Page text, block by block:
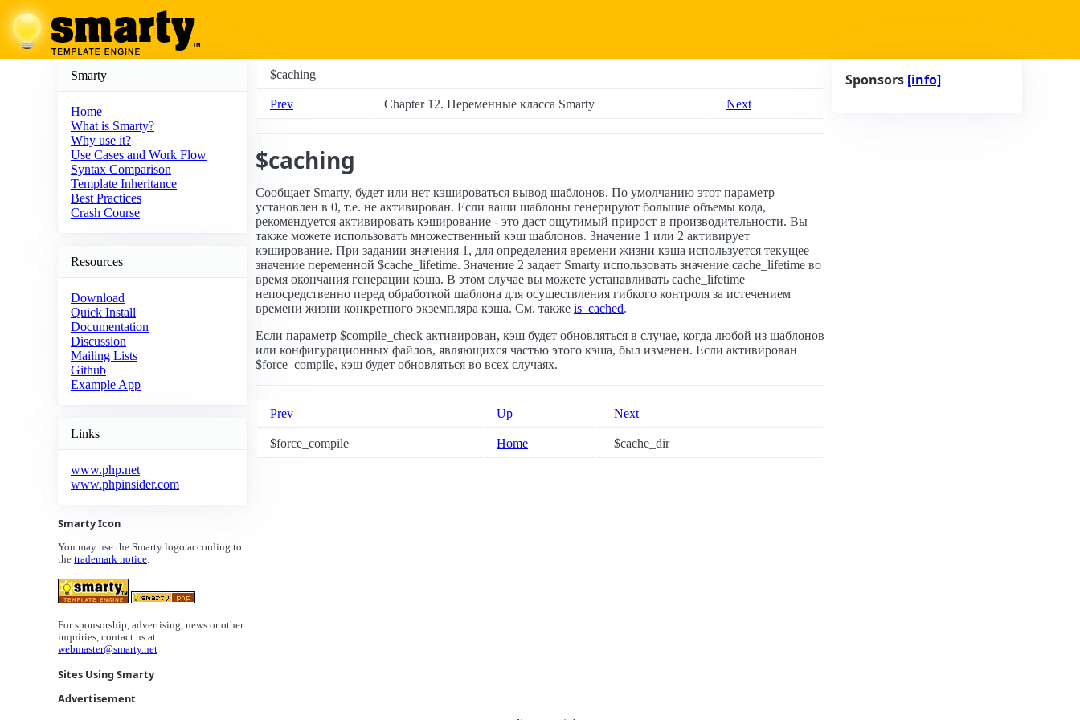
Smarty
Home
What is Smarty?
Why use it?
Use Cases and Work Flow
Syntax Comparison
Template Inheritance
Best Practices
Crash Course
Resources
Download
Quick Install
Documentation
Discussion
Mailing Lists
Github
Example App
Links
www.php.net
www.phpinsider.com
Smarty Icon
You may use the Smarty logo according to
the trademark notice.
For sponsorship, advertising, news or other
inquiries, contact us at:
webmaster@smarty.net
Sites Using Smarty
Advertisement
$caching
Prev Chapter 12. Переменные класса Smarty Next
$caching
Сообщает Smarty, будет или нет кэшироваться вывод шаблонов. По умолчанию этот параметр
установлен в 0, т.е. не активирован. Если ваши шаблоны генерируют большие объемы кода,
рекомендуется активировать кэширование - это даст ощутимый прирост в производительности. Вы
также можете использовать множественный кэш шаблонов. Значение 1 или 2 активирует
кэширование. При задании значения 1, для определения времени жизни кэша используется текущее
значение переменной $cache_lifetime. Значение 2 задает Smarty использовать значение cache_lifetime во
время окончания генерации кэша. В этом случае вы можете устанавливать cache_lifetime
непосредственно перед обработкой шаблона для осуществления гибкого контроля за истечением
времени жизни конкретного экземпляра кэша. См. также is_cached.
Если параметр $compile_check активирован, кэш будет обновляться в случае, когда любой из шаблонов
или конфигурационных файлов, являющихся частью этого кэша, был изменен. Если активирован
$force_compile, кэш будет обновляться во всех случаях.
Prev Up Next
$force_compile Home $cache_dir
Sponsors [info]